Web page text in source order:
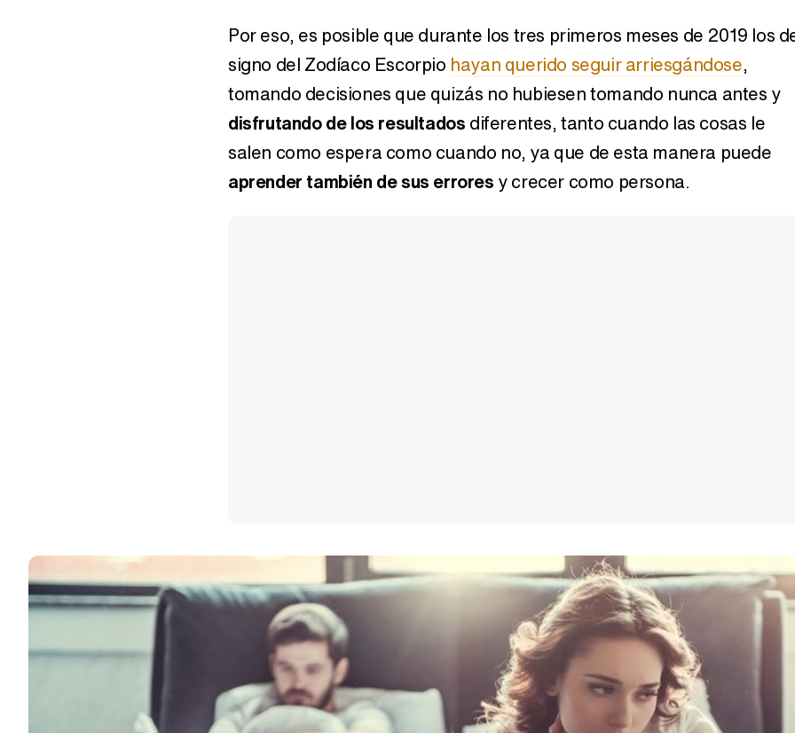
Por eso, es posible que durante los tres primeros meses de 2019 los
signo del Zodíaco Escorpio hayan querido seguir arriesgándose,
tomando decisiones que quizás no hubiesen tomando nunca antes y
disfrutando de los resultados diferentes, tanto cuando las cosas le
salen como espera como cuando no, ya que de esta manera puede
aprender también de sus errores y crecer como persona.